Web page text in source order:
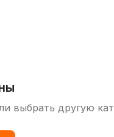
выбрать другую